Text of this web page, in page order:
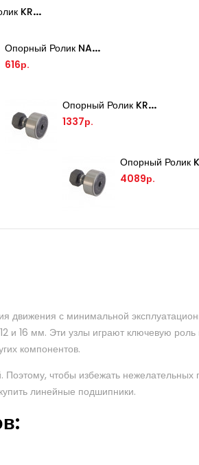
Опорный Ролик KR30-PP TECHNIX
Опорный Ролик NATR8PP TECHNIX
616р.
Опорный Ролик KR40-PP TECHNIX
1337р.
4089р.
с минимальной
16 мм. Эти узлы играют ключевую роль
компонентов.
чтобы избежать
линейные подшипники.